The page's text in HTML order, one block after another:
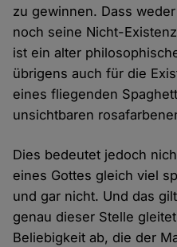
zu gewinnen. Dass
noch seine Nicht-
ist ein alter
übrigens auch für die
eines fliegenden
unsichtbaren
Dies bedeutet jedoch
eines Gottes gleich viel
und gar nicht. Und das
genau dieser Stelle
Beliebigkeit ab, die der